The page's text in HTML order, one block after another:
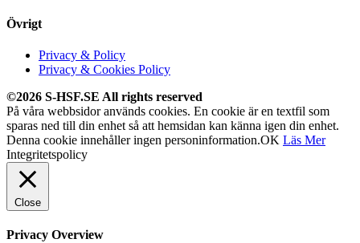
Övrigt
Privacy & Policy
Privacy & Cookies Policy
©2026 S-HSF.SE All rights reserved
På våra webbsidor används cookies. En cookie är en textfil som
sparas ned till din enhet så att hemsidan kan känna igen din enhet.
Denna cookie innehåller ingen personinformation.OK Läs Mer
Integritetspolicy
Close
Privacy Overview